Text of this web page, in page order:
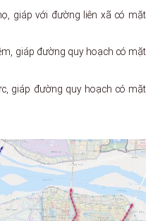
giáp với đường liên xã có mặt
giáp đường quy hoạch có mặt
giáp đường quy hoạch có mặt